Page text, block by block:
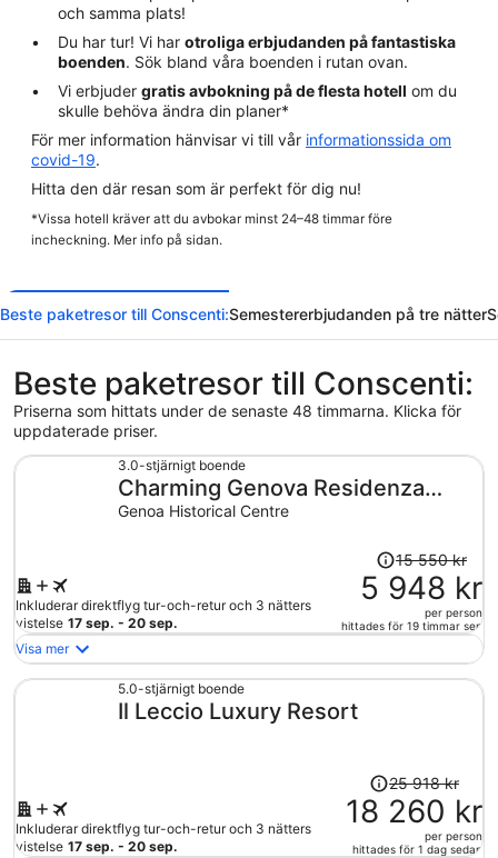
och samma plats!
Du har tur! Vi har otroliga erbjudanden på fantastiska
boenden. Sök bland våra boenden i rutan ovan.
Vi erbjuder gratis avbokning på de flesta hotell om du
skulle behöva ändra din planer*
För mer information hänvisar vi till vår informationssida om
covid-19.
Hitta den där resan som är perfekt för dig nu!
*Vissa hotell kräver att du avbokar minst 24–48 timmar före
incheckning. Mer info på sidan.
Beste paketresor till Conscenti:Semestererbjudanden på tre nätter
Beste paketresor till Conscenti:
Priserna som hittats under de senaste 48 timmarna. Klicka för
uppdaterade priser.
3.0-stjärnigt boende
Charming Genova Residenza
D'Epoca
Genoa Historical Centre
Inkluderar direktflyg tur-och-retur och 3 nätters
vistelse 17 sep. - 20 sep.
Priset
var
15
550 kr
är
person
15 550 kr
5 948 kr
per person
hittades för 19 timmar sen
Visa mer
5.0-stjärnigt boende
Il Leccio Luxury Resort
Inkluderar direktflyg tur-och-retur och 3 nätters
vistelse 17 sep. - 20 sep.
Priset
var
25
918 kr
25 918 kr
18 260 kr
per person
hittades för 1 dag sedan